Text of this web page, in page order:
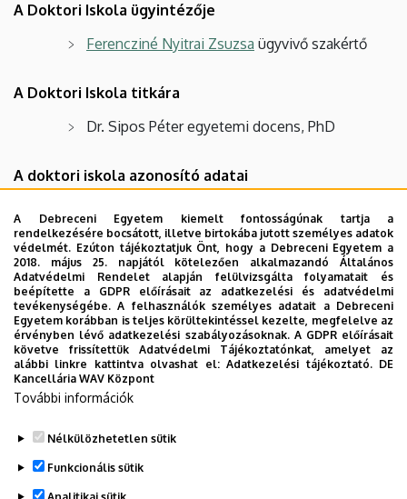
A Doktori Iskola ügyintézője
Ferencziné Nyitrai Zsuzsa ügyvivő szakértő
A Doktori Iskola titkára
Dr. Sipos Péter egyetemi docens, PhD
A doktori iskola azonosító adatai
Intézmény: A DI a Debreceni Egyetem
keretében működik
Tudományterületi besorolás:
Agrártudományok (tudományága:
Növénytermesztési és kertészeti tudományok)
A doktori iskola neve: Kerpely Kálmán
Növénytermesztési és Kertészeti Tudományok
Legutóbbi frissítés: 2022. 08. 03. 10:56
A Debreceni Egyetem kiemelt fontosságúnak tartja a
rendelkezésére bocsátott, illetve birtokába jutott személyes adatok
védelmét. Ezúton tájékoztatjuk Önt, hogy a Debreceni Egyetem a
2018. május 25. napjától kötelezően alkalmazandó Általános
Adatvédelmi Rendelet alapján felülvizsgálta folyamatait és
beépítette a GDPR előírásait az adatkezelési és adatvédelmi
tevékenységébe. A felhasználók személyes adatait a Debreceni
Egyetem korábban is teljes körültekintéssel kezelte, megfelelve az
érvényben lévő adatkezelési szabályozásoknak. A GDPR előírásait
követve frissítettük Adatvédelmi Tájékoztatónkat, amelyet az
alábbi linkre kattintva olvashat el:Adatkezelési tájékoztató. DE
Kancellária WAV Központ
További információk
Nélkülözhetetlen sütik
Funkcionális sütik